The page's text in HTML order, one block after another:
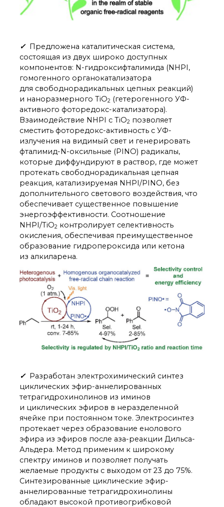
✓ Предложена каталитическая система,
состоящая из двух широко доступных
компонентов: N-гидроксифталимида (NHPI,
гомогенного органокатализатора
для свободнорадикальных цепных реакций)
и наноразмерного TiO2 (гетерогенного УФ-
активного фоторедокс-катализатора).
Взаимодействие NHPI с TiO2 позволяет
сместить фоторедокс-активность с УФ-
излучения на видимый свет и генерировать
фталимид-N-оксильные (PINO) радикалы,
которые диффундируют в раствор, где может
протекать свободнорадикальная цепная
реакция, катализируемая NHPI/PINO, без
дополнительного светового воздействия, что
обеспечивает существенное повышение
энергоэффективности. Соотношение
NHPI/TiO2 контролирует селективность
окисления, обеспечивая преимущественное
образование гидропероксида или кетона
из алкиларена.
✓ Разработан электрохимический синтез
циклических эфир-аннелированных
тетрагидрохинолинов из иминов
и циклических эфиров в неразделенной
ячейке при постоянном токе. Электросинтез
протекает через образование енолового
эфира из эфиров после аза-реакции Дильса-
Альдера. Метод применим к широкому
спектру иминов и позволяет получать
желаемые продукты с выходом от 23 до 75%.
Синтезированные циклические эфир-
аннелированные тетрагидрохинолины
обладают высокой противогрибковой